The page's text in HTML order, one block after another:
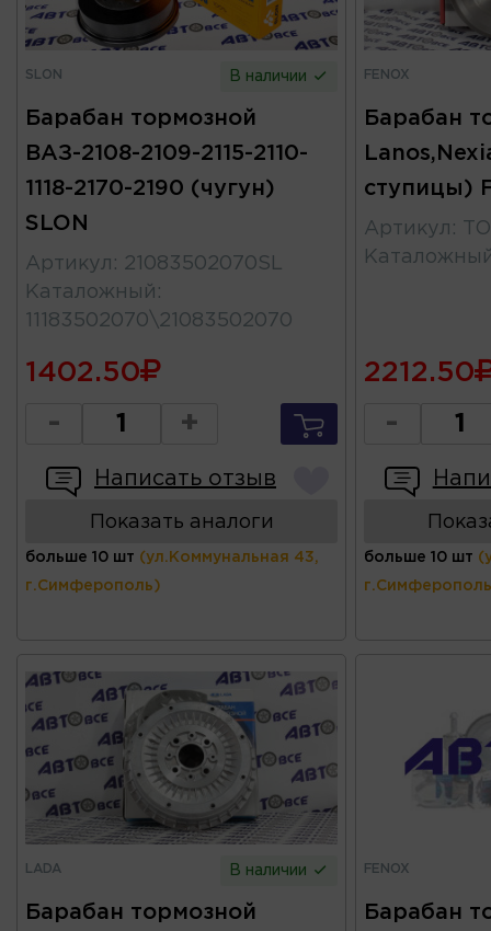
SLON В наличии
Барабан тормозной
ВАЗ-2108-2109-2115-2110-
1118-2170-2190 (чугун)
SLON
Артикул : 21083502070SL
Каталожный :
11183502070\21083502070
1402.50
- +
Написать отзыв
Показать аналоги
больше 10 шт (ул.Коммунальная 43,
г.Симферополь)
FENOX
Барабан
ступицы)
Артикул :
2212.50
-
больше 10 шт
LADA В наличии
Барабан тормозной
FENOX
Барабан